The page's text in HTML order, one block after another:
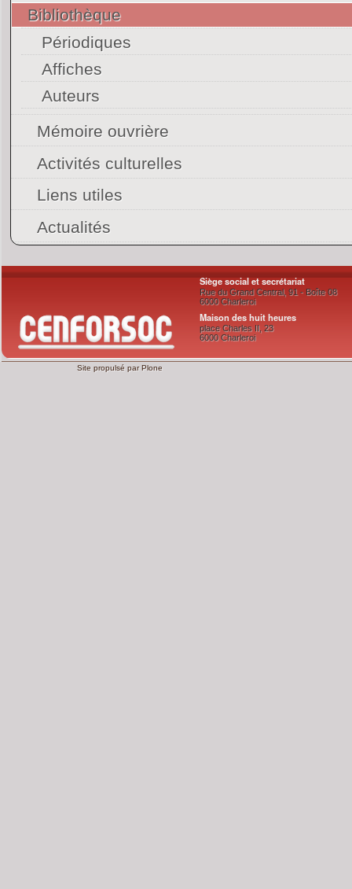
Bibliothèque
Périodiques
Affiches
Auteurs
Mémoire ouvrière
Activités culturelles
Liens utiles
Actualités
Siège social et secrétariat
Rue du Grand Central, 91 - Boîte 08
6000 Charleroi
Maison des huit heures
place Charles II, 23
6000 Charleroi
Site propulsé parPlone